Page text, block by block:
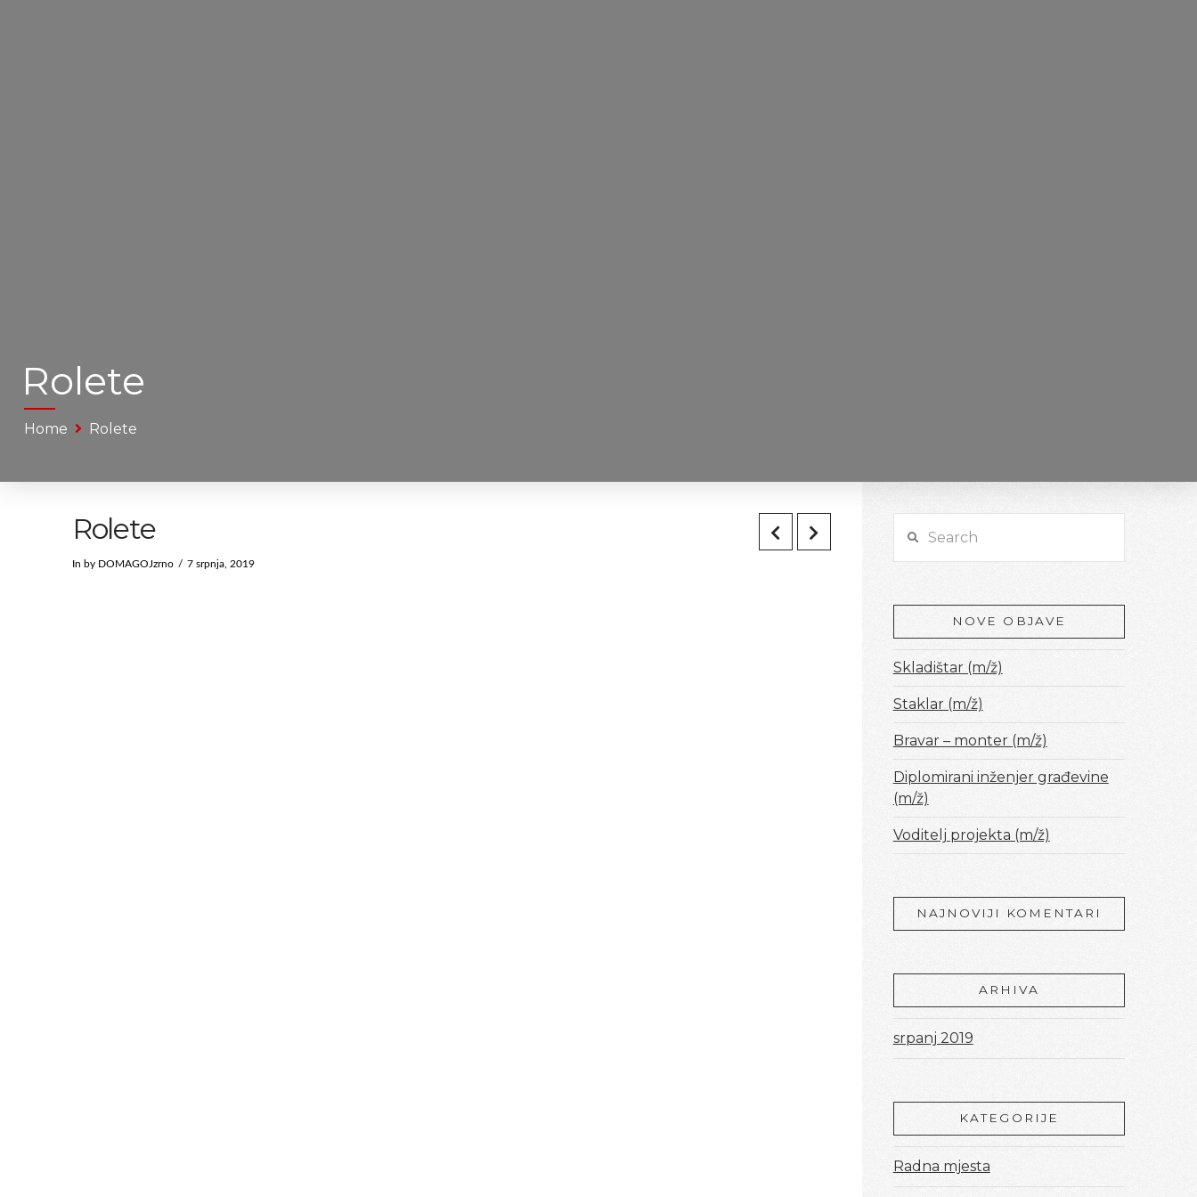
Rolete
Home Rolete
Rolete
In by DOMAGOJzrno 7 srpnja, 2019
NOVE OBJAVE
Skladištar (m/ž)
Staklar (m/ž)
Bravar – monter (m/ž)
Diplomirani inženjer građevine
(m/ž)
Voditelj projekta (m/ž)
NAJNOVIJI KOMENTARI
ARHIVA
srpanj 2019
KATEGORIJE
Radna mjesta